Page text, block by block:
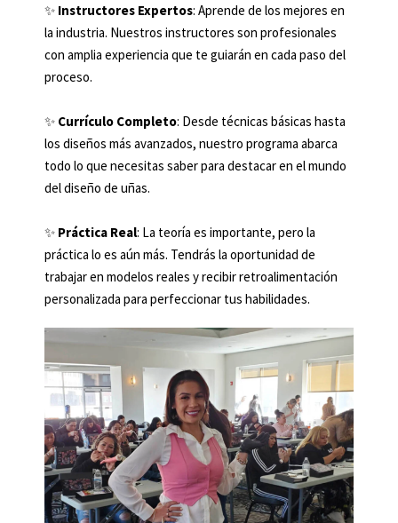
✨ Instructores Expertos: Aprende de los mejores en
la industria. Nuestros instructores son profesionales
con amplia experiencia que te guiarán en cada paso del
proceso.
✨ Currículo Completo: Desde técnicas básicas hasta
los diseños más avanzados, nuestro programa abarca
todo lo que necesitas saber para destacar en el mundo
del diseño de uñas.
✨ Práctica Real: La teoría es importante, pero la
práctica lo es aún más. Tendrás la oportunidad de
trabajar en modelos reales y recibir retroalimentación
personalizada para perfeccionar tus habilidades.